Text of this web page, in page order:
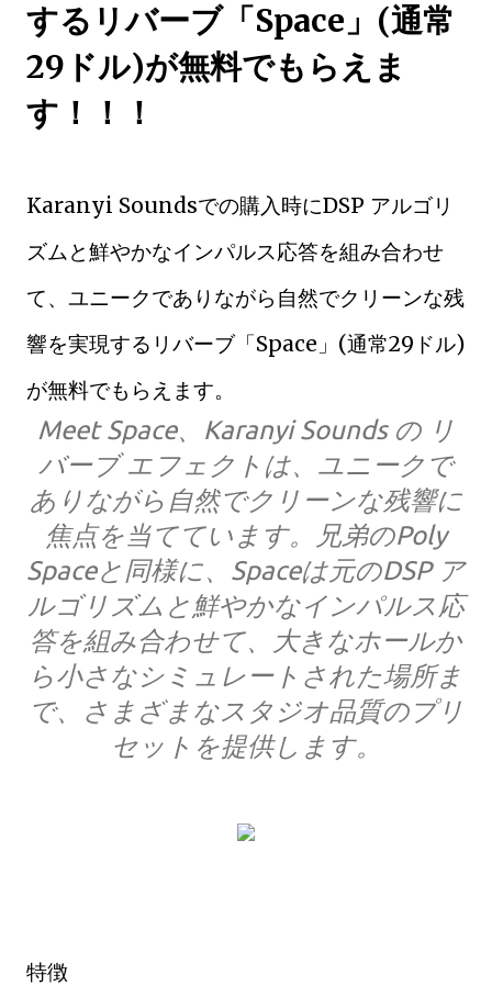
するリバーブ「Space」(通常
29ドル)が無料でもらえま
す！！！
Karanyi Soundsでの購入時にDSP アルゴリ
ズムと鮮やかなインパルス応答を組み合わせ
て、ユニークでありながら自然でクリーンな残
響を実現するリバーブ「Space」(通常29ドル)
が無料でもらえます。
Meet Space、Karanyi Sounds の リ
バーブ エフェクトは、ユニークで
ありながら自然でクリーンな残響に
焦点を当てています。兄弟のPoly
Spaceと同様に、Spaceは元のDSP ア
ルゴリズムと鮮やかなインパルス応
答を組み合わせて、大きなホールか
ら小さなシミュレートされた場所ま
で、さまざまなスタジオ品質のプリ
セットを提供します。
特徴